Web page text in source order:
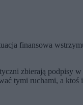
finansowa
zbierają podpisy
tymi ruchami, a ktoś